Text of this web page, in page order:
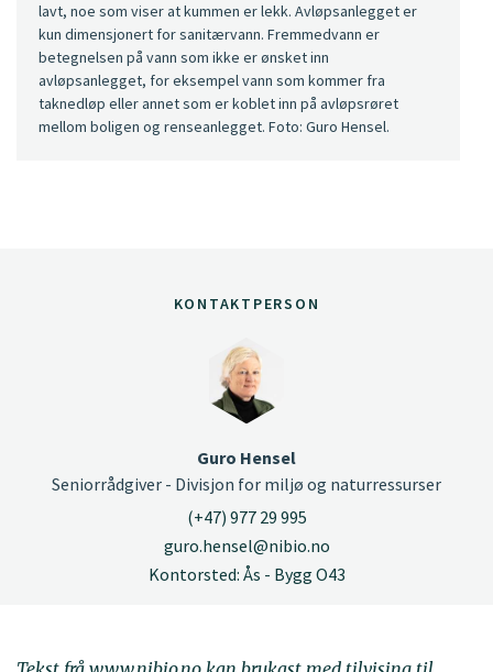
lavt, noe som viser at kummen er lekk. Avløpsanlegget er
kun dimensjonert for sanitærvann. Fremmedvann er
betegnelsen på vann som ikke er ønsket inn
avløpsanlegget, for eksempel vann som kommer fra
taknedløp eller annet som er koblet inn på avløpsrøret
mellom boligen og renseanlegget. Foto: Guro Hensel.
KONTAKTPERSON
Guro Hensel
Seniorrådgiver - Divisjon for miljø og naturressurser
(+47) 977 29 995
guro.hensel@nibio.no
Kontorsted: Ås - Bygg O43